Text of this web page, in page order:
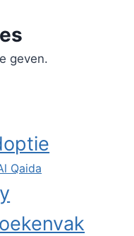
geven.
Qaida